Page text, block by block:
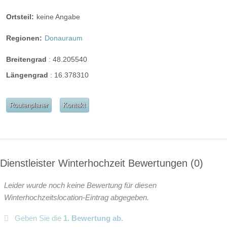
Mineralwasser prickelnd/still, alkoholfreie Getränke,
Satz – Zahel, Wien,
Blaufränkisch – Weninger, Burgenland oder Zweigelt -
Ottakringer Original, alkoholfreies Bier, Espresso und Tee
- Betreung durch unsere geschulten Mitarbeiter
Stunden.
anwesenden Erwachsenen zur Anwendung. Nach Ablauf
weitere Speisen nach tatsächlicher Konsumation zu
verrechnen. Ab der 6. Stunde wird eine
Ortsteil: keine Angabe
Regionen: Donauraum
Breitengrad : 48.205540
Längengrad : 16.378310
Routenplaner Kontakt
Dienstleister Winterhochzeit Bewertungen 0
Leider wurde noch keine Bewertung für diesen
Winterhochzeitslocation-Eintrag abgegeben.
Geben Sie die 1. Bewertung ab.